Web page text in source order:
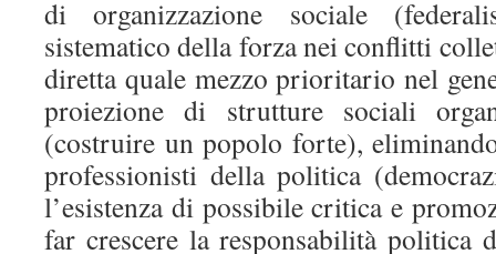
di organizzazione sociale
sistematico della forza nei conflitti
diretta quale mezzo prioritario nel
proiezione di strutture sociali
(costruire un popolo forte),
professionisti della politica
l’esistenza di possibile critica e
far crescere la responsabilità politica